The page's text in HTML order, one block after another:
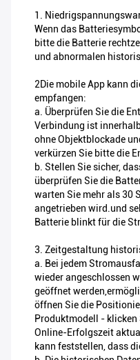
1.
Wenn das
bitte die Batterie
und abnormalen
2Die mobile App kann
empfangen:
a. Überprüfen Sie die
Verbindung ist
ohne Objektblockade
verkürzen Sie bitte die
b. Stellen Sie sicher,
überprüfen Sie die
warten Sie mehr als 30
angetrieben wird.und
Batterie blinkt für die
3. Zeitgestaltung
a. Bei jedem
wieder angeschlossen
geöffnet
öffnen Sie die
Produktmodell - klicken
Online-Erfolgszeit
kann feststellen, dass